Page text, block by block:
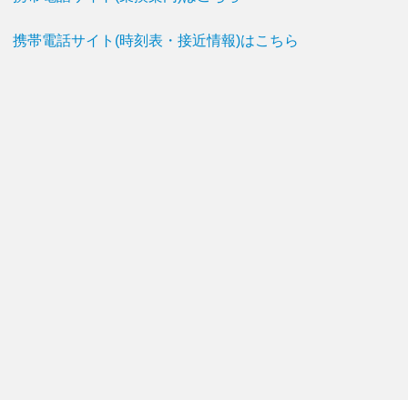
携帯電話サイト(時刻表・接近情報)はこちら